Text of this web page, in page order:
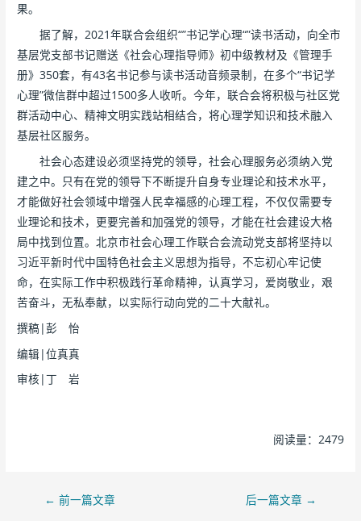
果。
据了解，2021年联合会组织“”书记学心理“”读书活动，向全市
基层党支部书记赠送《社会心理指导师》初中级教材及《管理手
册》350套，有43名书记参与读书活动音频录制，在多个“书记学
心理”微信群中超过1500多人收听。今年，联合会将积极与社区党
群活动中心、精神文明实践站相结合，将心理学知识和技术融入
基层社区服务。
社会心态建设必须坚持党的领导，社会心理服务必须纳入党
建之中。只有在党的领导下不断提升自身专业理论和技术水平，
才能做好社会领域中增强人民幸福感的心理工程，不仅仅需要专
业理论和技术，更要完善和加强党的领导，才能在社会建设大格
局中找到位置。北京市社会心理工作联合会流动党支部将坚持以
习近平新时代中国特色社会主义思想为指导，不忘初心牢记使
命，在实际工作中积极践行革命精神，认真学习，爱岗敬业，艰
苦奋斗，无私奉献，以实际行动向党的二十大献礼。
撰稿|彭 怡
编辑|位真真
审核|丁 岩
阅读量：2479
← 前一篇文章 后一篇文章 →